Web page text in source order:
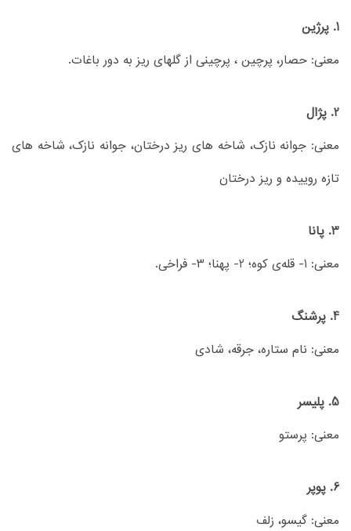
1. پرژین
معنی: حصار، پرچین ، پرچینی از گلهای ریز به دور باغات.
2. پژال
معنی: جوانه نازک، شاخه های ریز درختان، جوانه نازک، شاخه های
تازه روییده و ریز درختان
3. پانا
معنی: 1- قله‌ی کوه؛ 2- پهنا؛ 3- فراخی.
4. پرشنگ
معنی: نام ستاره، جرقه، شادی
5. پلیسر
معنی: پرستو
6. پوپر
معنی: گیسو، زلف